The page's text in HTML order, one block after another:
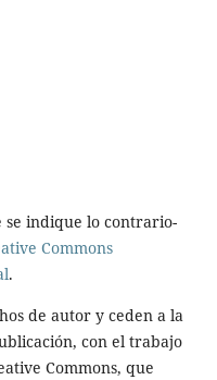
se indique lo contrario-
Commons
.
de autor y ceden a la
con el trabajo
Commons, que